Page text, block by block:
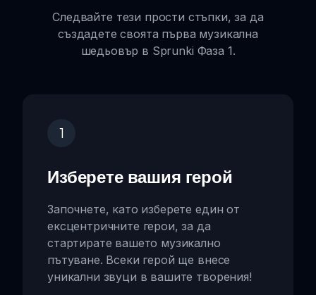
Следвайте тези прости стъпки, за да
създадете своята първа музикална
шедьовър в Sprunki Фаза 1.
1
Изберете вашия герой
Започнете, като изберете един от
ексцентричните герои, за да
стартирате вашето музикално
пътуване. Всеки герой ще внесе
уникални звуци в вашите творения!